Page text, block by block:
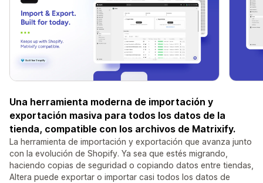
Una herramienta moderna de importación y
exportación masiva para todos los datos de la
tienda, compatible con los archivos de Matrixify.
La herramienta de importación y exportación que avanza junto
con la evolución de Shopify. Ya sea que estés migrando,
haciendo copias de seguridad o copiando datos entre tiendas,
Altera puede exportar o importar casi todos los datos de